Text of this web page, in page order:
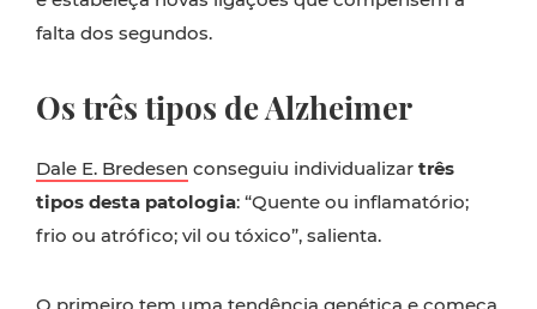
falta dos segundos.
Os três tipos de Alzheimer
Dale E. Bredesen conseguiu individualizar três
tipos desta patologia: “Quente ou inflamatório;
frio ou atrófico; vil ou tóxico”, salienta.